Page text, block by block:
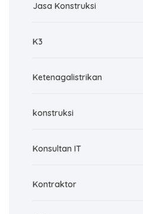
Jasa Konstruksi
K3
Ketenagalistrikan
konstruksi
Konsultan IT
Kontraktor